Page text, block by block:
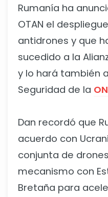
Rumanía ha
OTAN el
antidrones y que
sucedido a la
y lo hará también
Seguridad de la
Dan recordó que
acuerdo con
conjunta de
mecanismo con
Bretaña para